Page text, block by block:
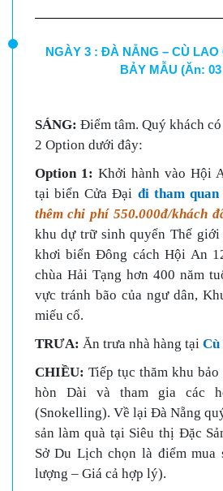
NGÀY 3 : ĐÀ NẴNG – CÙ
BẢY MẪU (Ăn:
SÁNG: Điểm tâm. Quý khách
2 Option dưới đây:
Option 1: Khởi hành vào Hội
tại biển Cửa Đại đi tham
thêm chi phí 550.000đ/khách
khu dự trữ sinh quyển Thế giới
khơi biển Đông cách Hội An
chùa Hải Tạng hơn 400 năm
vực tránh bão của ngư dân,
miếu cổ.
TRƯA: Ăn trưa nhà hàng tại Cù
CHIỀU: Tiếp tục thăm khu
hòn Dài và tham gia các
(Snokelling). Về lại Đà Nẵng
sản làm quà tại Siêu thị Đặc
Sở Du Lịch chọn là điểm mua
lượng – Giá cả hợp lý).